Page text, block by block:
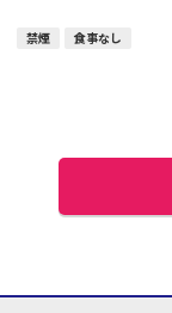
禁煙 食事なし